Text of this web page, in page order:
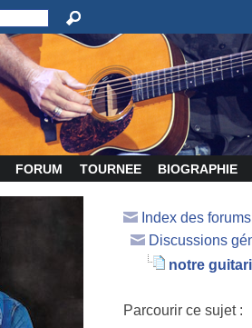
FORUM TOURNEE BIOGRAPHIE
Index des
Discussions
notre
Parcourir ce sujet